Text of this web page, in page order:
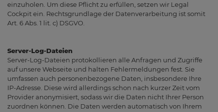
einzuholen. Um diese Pflicht zu erfüllen, setzen wir Legal
Cockpit ein. Rechtsgrundlage der Datenverarbeitung ist somit
Art. 6 Abs. 1 lit. c) DSGVO.
Server-Log-Dateien
Server-Log-Dateien protokollieren alle Anfragen und Zugriffe
auf unsere Webseite und halten Fehlermeldungen fest. Sie
umfassen auch personenbezogene Daten, insbesondere Ihre
IP-Adresse. Diese wird allerdings schon nach kurzer Zeit vom
Provider anonymisiert, sodass wir die Daten nicht Ihrer Person
zuordnen können. Die Daten werden automatisch von Ihrem